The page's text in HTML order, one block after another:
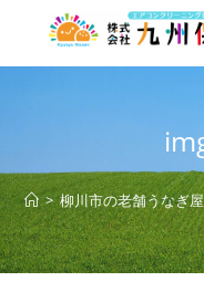
> 柳川市の老舗うなぎ